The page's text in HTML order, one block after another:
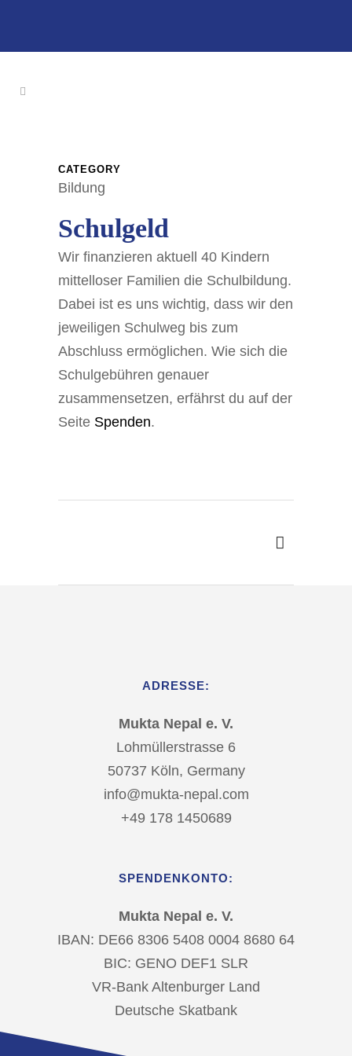
CATEGORY
Bildung
Schulgeld
Wir finanzieren aktuell 40 Kindern
mittelloser Familien die Schulbildung.
Dabei ist es uns wichtig, dass wir den
jeweiligen Schulweg bis zum
Abschluss ermöglichen. Wie sich die
Schulgebühren genauer
zusammensetzen, erfährst du auf der
Seite Spenden.
ADRESSE:
Mukta Nepal e. V.
Lohmüllerstrasse 6
50737 Köln, Germany
info@mukta-nepal.com
+49 178 1450689
SPENDENKONTO:
Mukta Nepal e. V.
IBAN: DE66 8306 5408 0004 8680 64
BIC: GENO DEF1 SLR
VR-Bank Altenburger Land
Deutsche Skatbank